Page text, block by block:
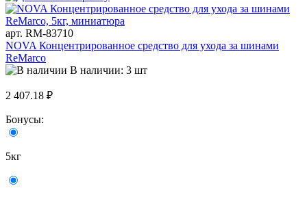
арт. RM-83710
NOVA Концентрированное средство для ухода за шинами
ReMarco
В наличии: 3 шт
2 407.18 ₽
Бонусы:
5кг